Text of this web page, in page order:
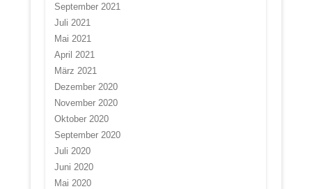
September 2021
Juli 2021
Mai 2021
April 2021
März 2021
Dezember 2020
November 2020
Oktober 2020
September 2020
Juli 2020
Juni 2020
Mai 2020